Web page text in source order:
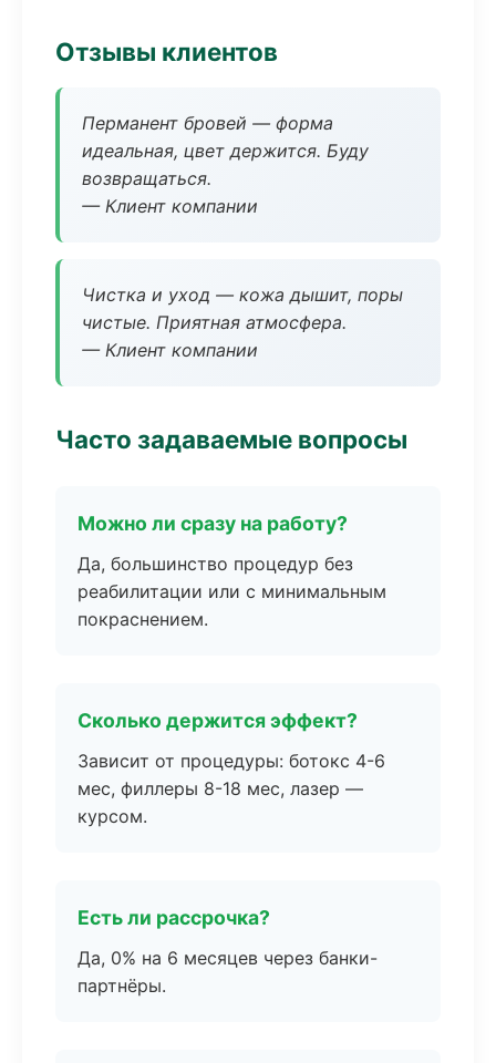
Отзывы клиентов
Перманент бровей — форма
идеальная, цвет держится. Буду
возвращаться.
— Клиент компании
Чистка и уход — кожа дышит, поры
чистые. Приятная атмосфера.
— Клиент компании
Часто задаваемые вопросы
Можно ли сразу на работу?
Да, большинство процедур без
реабилитации или с минимальным
покраснением.
Сколько держится эффект?
Зависит от процедуры: ботокс 4-6
мес, филлеры 8-18 мес, лазер —
курсом.
Есть ли рассрочка?
Да, 0% на 6 месяцев через банки-
партнёры.